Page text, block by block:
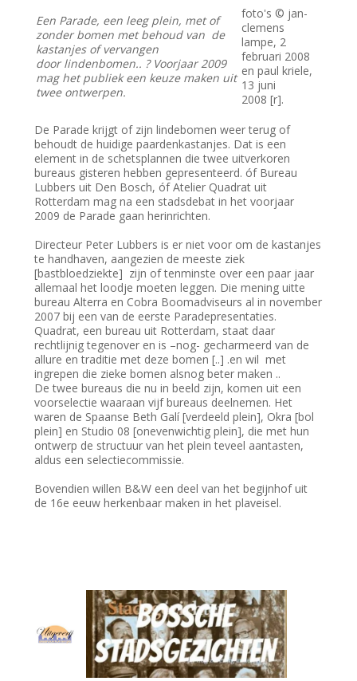
Een Parade, een leeg plein, met of
zonder bomen met behoud van de
kastanjes of vervangen
door lindenbomen.. ? Voorjaar 2009
mag het publiek een keuze maken uit
twee ontwerpen.
foto's © jan-
clemens
lampe, 2
februari 2008
en paul kriele,
13 juni
2008 [r].
De Parade krijgt of zijn lindebomen weer terug of
behoudt de huidige paardenkastanjes. Dat is een
element in de schetsplannen die twee uitverkoren
bureaus gisteren hebben gepresenteerd. óf Bureau
Lubbers uit Den Bosch, óf Atelier Quadrat uit
Rotterdam mag na een stadsdebat in het voorjaar
2009 de Parade gaan herinrichten.
Directeur Peter Lubbers is er niet voor om de kastanjes
te handhaven, aangezien de meeste ziek
[bastbloedziekte] zijn of tenminste over een paar jaar
allemaal het loodje moeten leggen. Die mening uitte
bureau Alterra en Cobra Boomadviseurs al in november
2007 bij een van de eerste Paradepresentaties.
Quadrat, een bureau uit Rotterdam, staat daar
rechtlijnig tegenover en is –nog- gecharmeerd van de
allure en traditie met deze bomen [..] .en wil met
ingrepen die zieke bomen alsnog beter maken ..
De twee bureaus die nu in beeld zijn, komen uit een
voorselectie waaraan vijf bureaus deelnemen. Het
waren de Spaanse Beth Galí [verdeeld plein], Okra [bol
plein] en Studio 08 [onevenwichtig plein], die met hun
ontwerp de structuur van het plein teveel aantasten,
aldus een selectiecommissie.
Bovendien willen B&W een deel van het begijnhof uit
de 16e eeuw herkenbaar maken in het plaveisel.